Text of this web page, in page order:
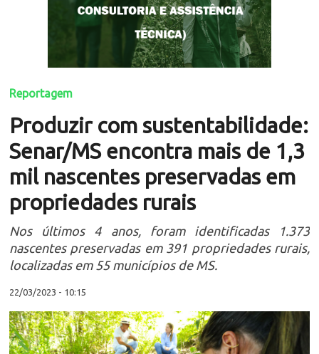
Reportagem
Produzir com sustentabilidade:
Senar/MS encontra mais de 1,3
mil nascentes preservadas em
propriedades rurais
Nos últimos 4 anos, foram identificadas 1.373
nascentes preservadas em 391 propriedades rurais,
localizadas em 55 municípios de MS.
22/03/2023 - 10:15